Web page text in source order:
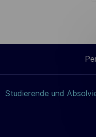
Studierende und